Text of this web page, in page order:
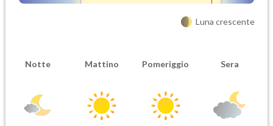
Luna crescente
Notte Mattino Pomeriggio Sera